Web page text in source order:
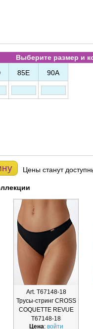
Выберите размер и
85E 90A
Цены станут
Art. Т67148-18
Трусы-стринг CROSS
COQUETTE REVUE
Т67148-18
Цена: войти